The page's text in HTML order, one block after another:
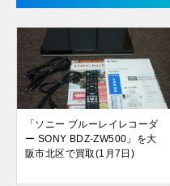
「ソニー ブルーレイレコーダ
ー SONY BDZ-ZW500」を大
阪市北区で買取(1月7日)